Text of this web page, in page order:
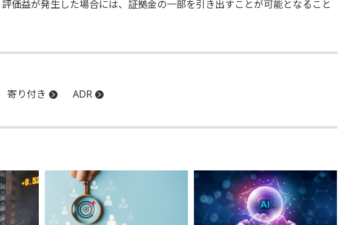
価益が発生した場合には、証拠金の一部を引き出すことが可能となること
寄り付き ADR